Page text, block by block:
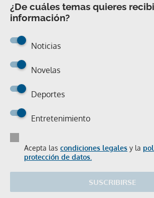
¿De cuáles temas quieres
información?
Noticias
Novelas
Deportes
Entretenimiento
Acepta las condiciones legales y la
protección de datos.
SUSCRIBIRSE